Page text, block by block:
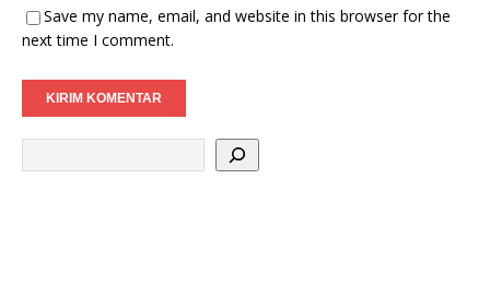
Save my name, email, and website in this browser for the
next time I comment.